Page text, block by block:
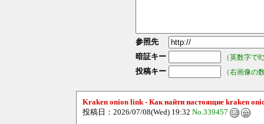
参照先
暗証キー
（英数字で
投稿キー （右画像の
Kraken onion link - Как найти настоящие kraken
投稿日：2026/07/08(Wed) 19:32 No.339457